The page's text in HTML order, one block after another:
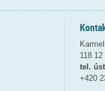
118
tel.
+420